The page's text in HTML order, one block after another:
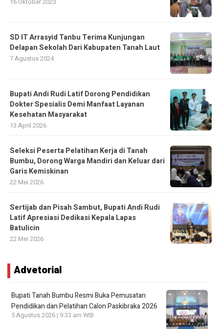
SD IT Arrasyid Tanbu Terima Kunjungan
Delapan Sekolah Dari Kabupaten Tanah Laut
7 Agustus 2024
Bupati Andi Rudi Latif Dorong Pendidikan
Dokter Spesialis Demi Manfaat Layanan
Kesehatan Masyarakat
13 April 2026
Seleksi Peserta Pelatihan Kerja di Tanah
Bumbu, Dorong Warga Mandiri dan Keluar dari
Garis Kemiskinan
22 Mei 2026
Sertijab dan Pisah Sambut, Bupati Andi Rudi
Latif Apresiasi Dedikasi Kepala Lapas
Batulicin
22 Mei 2026
Advetorial
Bupati Tanah Bumbu Resmi Buka Pemusatan
Pendidikan dan Pelatihan Calon Paskibraka 2026
5 Agustus 2026 | 9:33 am WIB